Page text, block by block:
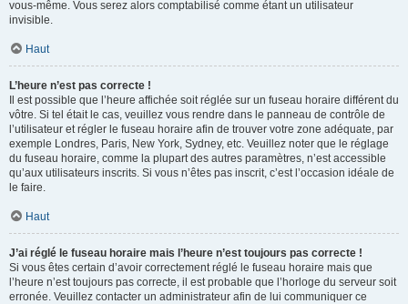
vous-même. Vous serez alors comptabilisé comme étant un utilisateur
invisible.
Haut
L’heure n’est pas correcte !
Il est possible que l’heure affichée soit réglée sur un fuseau horaire différent du
vôtre. Si tel était le cas, veuillez vous rendre dans le panneau de contrôle de
l’utilisateur et régler le fuseau horaire afin de trouver votre zone adéquate, par
exemple Londres, Paris, New York, Sydney, etc. Veuillez noter que le réglage
du fuseau horaire, comme la plupart des autres paramètres, n’est accessible
qu’aux utilisateurs inscrits. Si vous n’êtes pas inscrit, c’est l’occasion idéale de
le faire.
Haut
J’ai réglé le fuseau horaire mais l’heure n’est toujours pas correcte !
Si vous êtes certain d’avoir correctement réglé le fuseau horaire mais que
l’heure n’est toujours pas correcte, il est probable que l’horloge du serveur soit
erronée. Veuillez contacter un administrateur afin de lui communiquer ce